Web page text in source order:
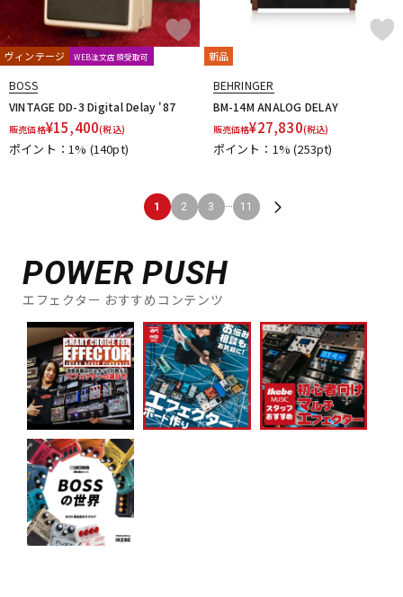
ヴィンテージ WEB注文店頭受取可
BOSS
VINTAGE DD-3 Digital Delay '87
販売価格¥15,400(税込)
ポイント：1% (140pt)
新品
BEHRINGER
BM-14M ANALOG DELAY
販売価格¥27,830(税込)
ポイント：1%(253pt)
1 2 3 ... 11
POWER PUSH
エフェクター おすすめコンテンツ